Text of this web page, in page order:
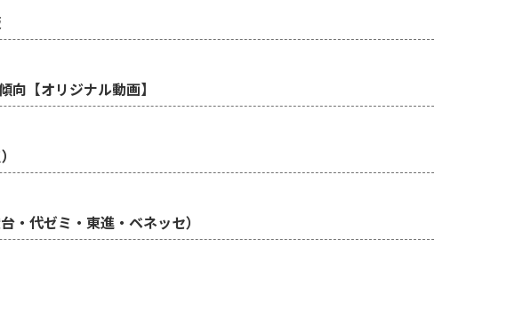
【オリジナル動画】
・代ゼミ・東進・ベネッセ）